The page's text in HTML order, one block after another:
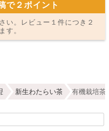
で２ポイント
い。レビュー１件につき２
す。
新生わたらい茶 有機栽培茶